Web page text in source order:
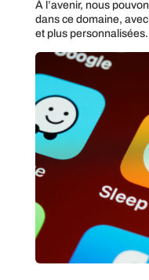
À l’avenir, nous
dans ce domaine,
et plus personnalisées.